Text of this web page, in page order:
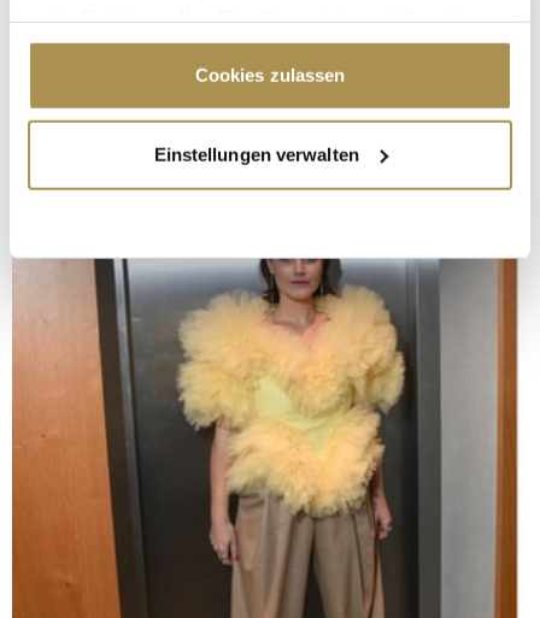
Cookie-Erklärung oder durch Klicken auf das Privacy
Trigger Symbol ändern oder widerrufen
Informationen über Ihre geografische Lage
erfassen, welche bis auf einige Meter genau sein
bestimmten Merkmalen (Fingerprinting) identifizieren
Erfahren Sie mehr darüber, wie Ihre persönlichen Daten
verarbeitet werden, und legen Sie Ihre Präferenzen im
Abschnitt Einzelheitenfest.
Wir verwenden Cookies, um Inhalte und Anzeigen zu
personalisieren, Funktionen für soziale Medien anbieten
zu können und die Zugriffe auf unsere Website zu
analysieren. Außerdem geben wir Informationen zu Ihrer
Verwendung unserer Website an unsere Partner für
soziale Medien, Werbung und Analysen weiter. Unsere
Partner führen diese Informationen möglicherweise mit
Cookies zulassen
Einstellungen verwalten